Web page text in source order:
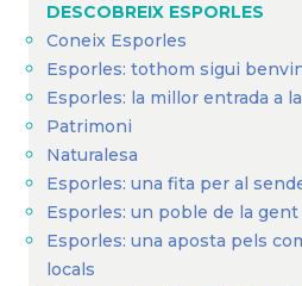
ayuda
a
la
navegación
DESCOBREIX ESPORLES
Coneix Esporles
Esporles: tothom sigui
Esporles: la millor entrada a
Patrimoni
Naturalesa
Esporles: una fita per al
Esporles: un poble de la
Esporles: una aposta pels
locals